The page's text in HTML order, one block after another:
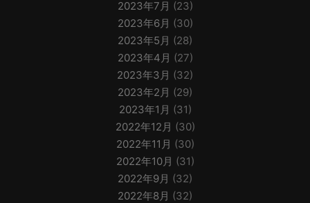
2023年7月 (23)
2023年6月 (30)
2023年5月 (28)
2023年4月 (27)
2023年3月 (32)
2023年2月 (29)
2023年1月 (31)
2022年12月 (30)
2022年11月 (30)
2022年10月 (31)
2022年9月 (32)
2022年8月 (32)